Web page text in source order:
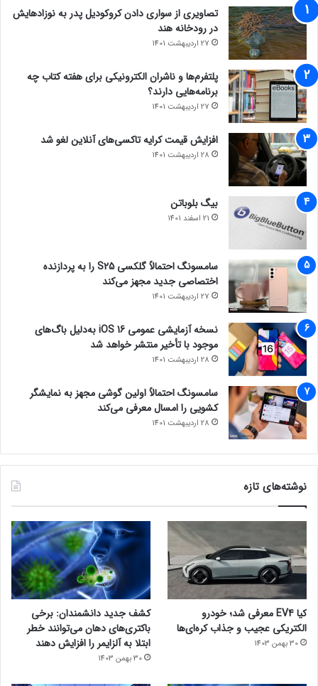
تصاویری از سواری دادن کروکودیل پدر به نوزادهایش
در رودخانه هند
27 اردیبهشت 1401
پلتفرم‌ها و ناشران الکترونیکی برای هفته کتاب چه
برنامه‌هایی دارند؟
27 اردیبهشت 1401
افزایش قیمت کرایه تاکسی‌های آنلاین لغو شد
28 اردیبهشت 1401
بیگ بلوباتن
21 اسفند 1401
سامسونگ احتمالاً گلکسی S25 را به پردازنده
اختصاصی جدید مجهز می‌کند
27 اردیبهشت 1401
نسخه آزمایشی عمومی iOS 16 به‌دلیل باگ‌های
موجود با تأخیر منتشر خواهد شد
28 اردیبهشت 1401
سامسونگ احتمالاً اولین گوشی مجهز به نمایشگر
کشویی را امسال معرفی می‌کند
28 اردیبهشت 1401
نوشته‌های تازه
کیا EV4 معرفی شد؛ خودرو
الکتریکی عجیب و جذاب کره‌ای‌ها
30 بهمن 1403
کشف جدید دانشمندان: برخی
باکتری‌های دهان می‌توانند خطر
ابتلا به آلزایمر را افزایش دهند
30 بهمن 1403